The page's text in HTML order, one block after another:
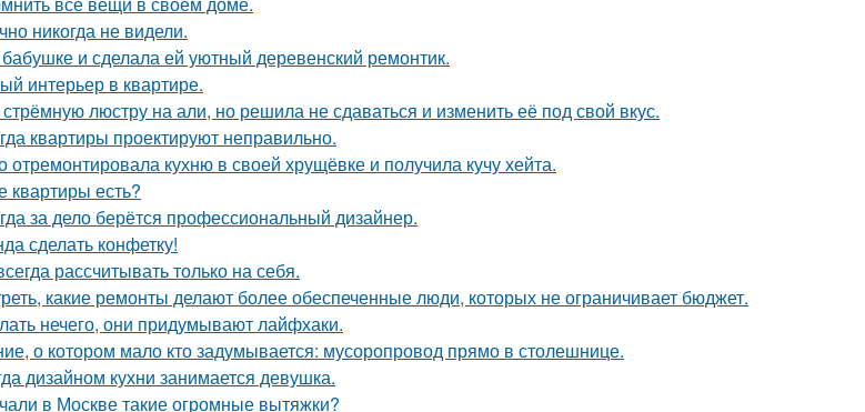
никогда не видели.
и сделала ей уютный деревенский ремонтик.
интерьер в квартире.
люстру на али, но решила не сдаваться и изменить её под свой вкус.
квартиры проектируют неправильно.
кухню в своей хрущёвке и получила кучу хейта.
квартиры есть?
за дело берётся профессиональный дизайнер.
сделать конфетку!
рассчитывать только на себя.
какие ремонты делают более обеспеченные люди, которых не ограничивает бюджет.
нечего, они придумывают лайфхаки.
о котором мало кто задумывается: мусоропровод прямо в столешнице.
дизайном кухни занимается девушка.
в Москве такие огромные вытяжки?